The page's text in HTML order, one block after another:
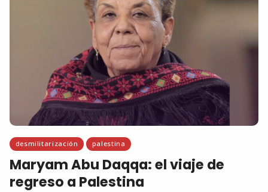
desmilitarización palestina
Maryam Abu Daqqa: el viaje de
regreso a Palestina